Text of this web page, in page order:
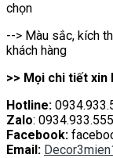
chọn
--> Màu sắc, kích
khách hàng
>> Mọi chi tiết xin
Hotline:
Zalo:
Facebook:
Email: